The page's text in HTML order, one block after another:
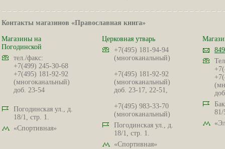
Контакты магазинов «Православная книга»
Магазины на
Погодинской
тел./факс:
+7(499) 245-30-68
+7(495) 181-92-92
(многоканальный)
доб. 23-54
Погодинская ул., д.
18/1, стр. 1.
«Спортивная»
Церковная утварь
+7(495) 181-94-94
(многоканальный)
+7(495) 181-92-92
(многоканальный)
доб. 23-17, 22-51,
+7(495) 983-33-70
(многоканальный)
Погодинская ул., д.
18/1, стр. 1.
«Спортивная»
81/